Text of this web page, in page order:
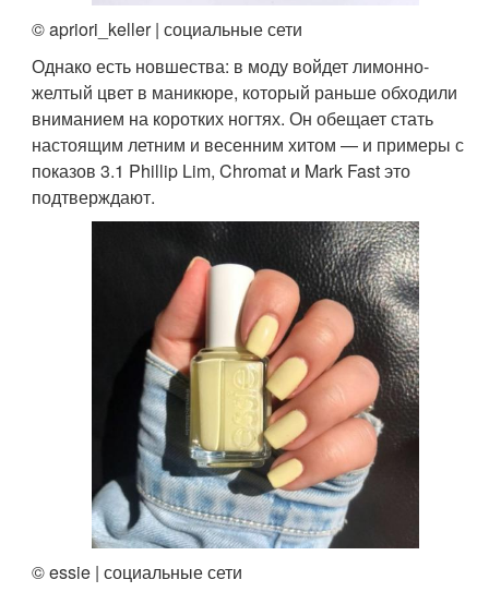
© apriori_keller | социальные сети
Однако есть новшества: в моду войдет лимонно-
желтый цвет в маникюре, который раньше обходили
вниманием на коротких ногтях. Он обещает стать
настоящим летним и весенним хитом — и примеры с
показов 3.1 Phillip Lim, Chromat и Mark Fast это
подтверждают.
© essie | социальные сети